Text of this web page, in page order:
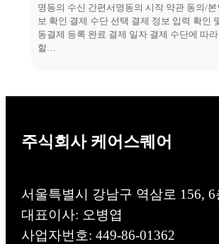
명동의 수신 간편서명동의 시작 약관 동의/본
보 확인 결제 수단 선택 결제 정보 입력 확인
동결제 등록 완료 결제 일자 결제 수단에 따
할…
주식회사 케어스퀘어
서울특별시 강남구 역삼로 156, 6
대표이사: 오병엽
사업자번호: 449-86-01362